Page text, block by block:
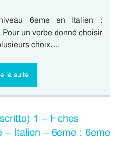
6eme en Italien :
un verbe donné choisir
choix….
la suite
1 – Fiches
– Italien – 6eme : 6eme